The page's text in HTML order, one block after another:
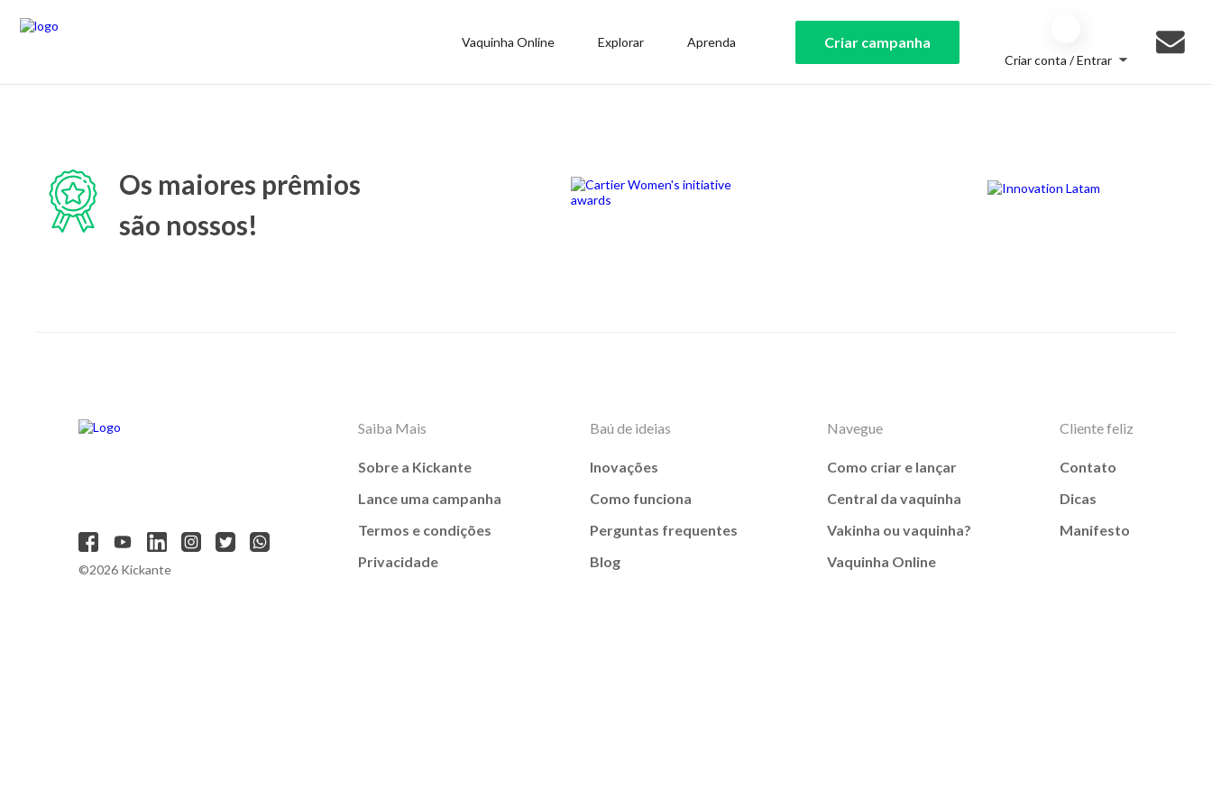
Vaquinha Online Explorar Aprenda Criar campanha
Criar conta / Entrar
Os maiores prêmios
são nossos!
©2026 Kickante
Saiba Mais
Sobre a Kickante
Lance uma campanha
Termos e condições
Privacidade
Baú de ideias
Inovações
Como funciona
Perguntas frequentes
Blog
Navegue
Como criar e lançar
Central da vaquinha
Vakinha ou vaquinha?
Vaquinha Online
Cliente feliz
Contato
Dicas
Manifesto